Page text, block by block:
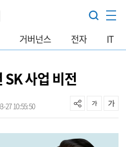
거버넌스 전자 IT
사업 비전
27 10:55:50